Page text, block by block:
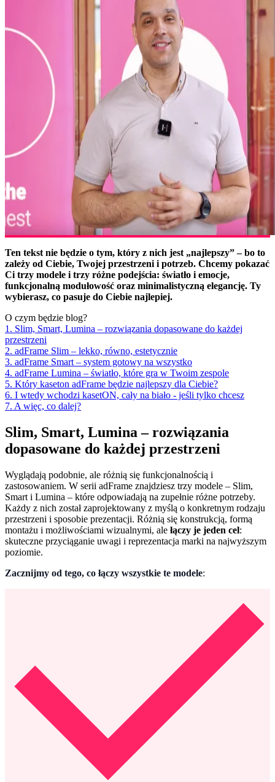
Ten tekst nie będzie o tym, który z nich jest „najlepszy” – bo to
zależy od Ciebie, Twojej przestrzeni i potrzeb. Chcemy pokazać
Ci trzy modele i trzy różne podejścia: światło i emocje,
funkcjonalną modułowość oraz minimalistyczną elegancję. Ty
wybierasz, co pasuje do Ciebie najlepiej.
O czym będzie blog?
1. Slim, Smart, Lumina – rozwiązania dopasowane do każdej
przestrzeni
2. adFrame Slim – lekko, równo, estetycznie
3. adFrame Smart – system gotowy na wszystko
4. adFrame Lumina – światło, które gra w Twoim zespole
5. Który kaseton adFrame będzie najlepszy dla Ciebie?
6. I wtedy wchodzi kasetON, cały na biało - jeśli tylko chcesz
7. A więc, co dalej?
Slim, Smart, Lumina – rozwiązania
dopasowane do każdej przestrzeni
Wyglądają podobnie, ale różnią się funkcjonalnością i
zastosowaniem. W serii adFrame znajdziesz trzy modele – Slim,
Smart i Lumina – które odpowiadają na zupełnie różne potrzeby.
Każdy z nich został zaprojektowany z myślą o konkretnym rodzaju
przestrzeni i sposobie prezentacji. Różnią się konstrukcją, formą
montażu i możliwościami wizualnymi, ale łączy je jeden cel:
skuteczne przyciąganie uwagi i reprezentacja marki na najwyższym
poziomie.
Zacznijmy od tego, co łączy wszystkie te modele: